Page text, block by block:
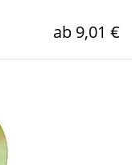
ab 9,01 €